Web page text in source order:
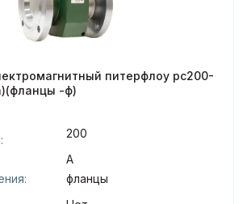
питерфлоу рс200-
-ф)
200
А
фланцы